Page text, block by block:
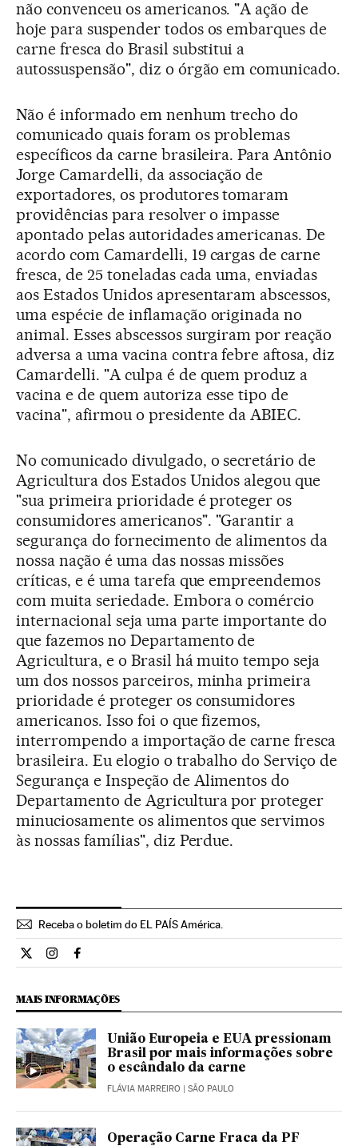
não convenceu os americanos. "A ação de
hoje para suspender todos os embarques de
carne fresca do Brasil substitui a
autossuspensão", diz o órgão em comunicado.
Não é informado em nenhum trecho do
comunicado quais foram os problemas
específicos da carne brasileira. Para Antônio
Jorge Camardelli, da associação de
exportadores, os produtores tomaram
providências para resolver o impasse
apontado pelas autoridades americanas. De
acordo com Camardelli, 19 cargas de carne
fresca, de 25 toneladas cada uma, enviadas
aos Estados Unidos apresentaram abscessos,
uma espécie de inflamação originada no
animal. Esses abscessos surgiram por reação
adversa a uma vacina contra febre aftosa, diz
Camardelli. "A culpa é de quem produz a
vacina e de quem autoriza esse tipo de
vacina", afirmou o presidente da ABIEC.
No comunicado divulgado, o secretário de
Agricultura dos Estados Unidos alegou que
"sua primeira prioridade é proteger os
consumidores americanos". "Garantir a
segurança do fornecimento de alimentos da
nossa nação é uma das nossas missões
críticas, e é uma tarefa que empreendemos
com muita seriedade. Embora o comércio
internacional seja uma parte importante do
que fazemos no Departamento de
Agricultura, e o Brasil há muito tempo seja
um dos nossos parceiros, minha primeira
prioridade é proteger os consumidores
americanos. Isso foi o que fizemos,
interrompendo a importação de carne fresca
brasileira. Eu elogio o trabalho do Serviço de
Segurança e Inspeção de Alimentos do
Departamento de Agricultura por proteger
minuciosamente os alimentos que servimos
às nossas famílias", diz Perdue.
Receba o boletim do EL PAÍS América.
Economia El País Brasil en Twitter
Economia El País Brasil en Instagram
Economia El País Brasil en Facebook
MAIS INFORMAÇÕES
União Europeia e EUA pressionam
Brasil por mais informações sobre
o escândalo da carne
FLÁVIA MARREIRO | SÃO PAULO
Operação Carne Fraca da PF